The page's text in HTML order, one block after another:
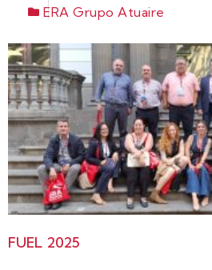
ERA Grupo Atuaire
FUEL 2025